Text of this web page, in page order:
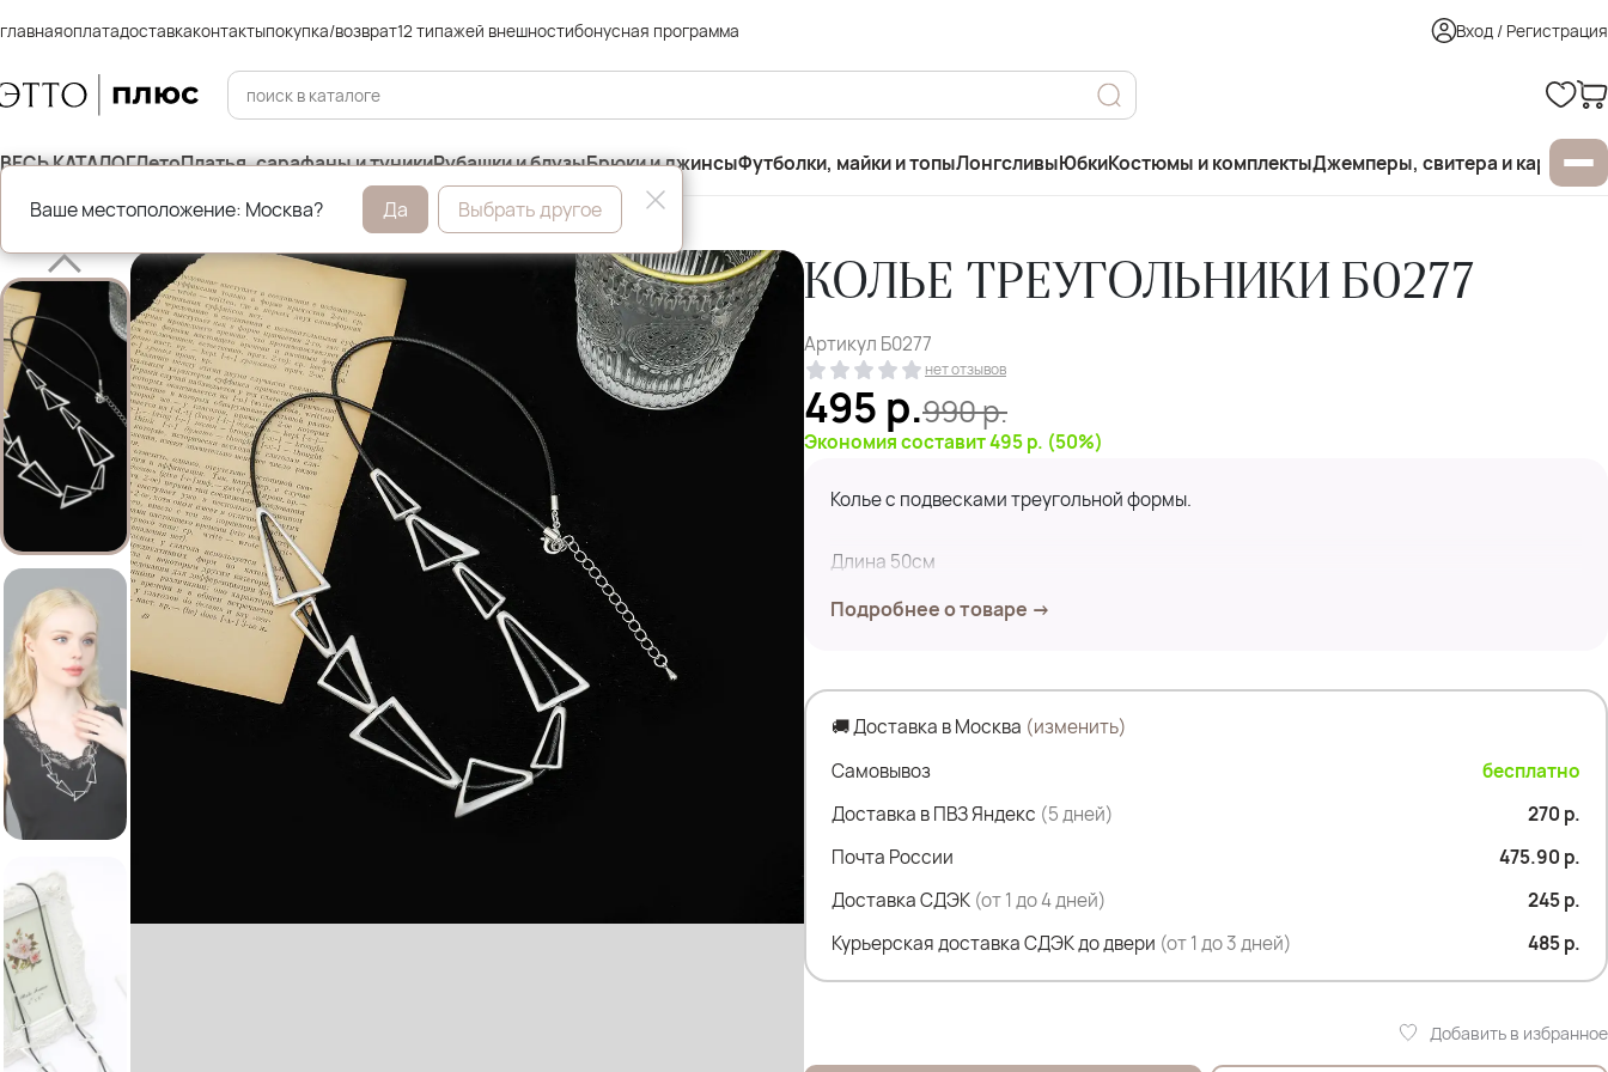
главнаяоплатадоставкаконтактыпокупка/возврат12 типажей внешностибонусная программа Вход / Регистрация
ВЕСЬ КАТАЛОГЛетоПлатья, сарафаны и туникиРубашки и блузыБрюки и джинсыФутболки, майки и топыЛонгсливыЮбкиКостюмы и комплектыДжемперы, свитера и
Главная Бижутерия
КОЛЬЕ ТРЕУГОЛЬНИКИ Б0277
Артикул Б0277
нет отзывов
495 р.990р.
Экономия составит 495 р. (50%)
Колье с подвесками треугольной формы.
Длина 50см
Подробнее о товаре →
🚚 Доставка в Москва (изменить)
Самовывоз
бесплатно
Доставка в ПВЗ Яндекс (5 дней)
270 р.
Почта России
475.90 р.
Доставка СДЭК (от 1 до 4 дней)
245 р.
Курьерская доставка СДЭК до двери (от 1 до 3 дней) 485 р.
Добавить в избранное
Ваше местоположение: Москва? Да Выбрать другое